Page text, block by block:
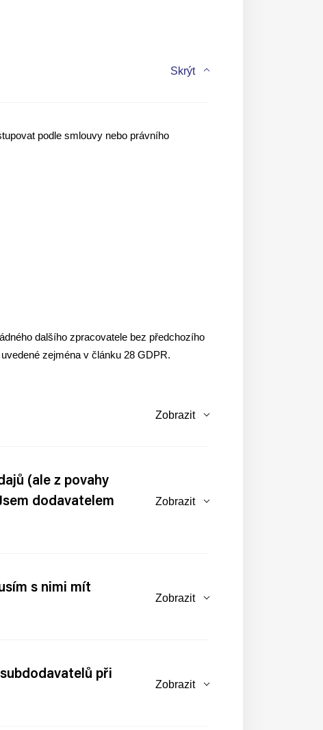
Skrýt
podle smlouvy nebo právního
dalšího zpracovatele bez předchozího
zejména v článku 28 GDPR.
Zobrazit
(ale z povahy
dodavatelem
Zobrazit
s nimi mít
Zobrazit
při
Zobrazit